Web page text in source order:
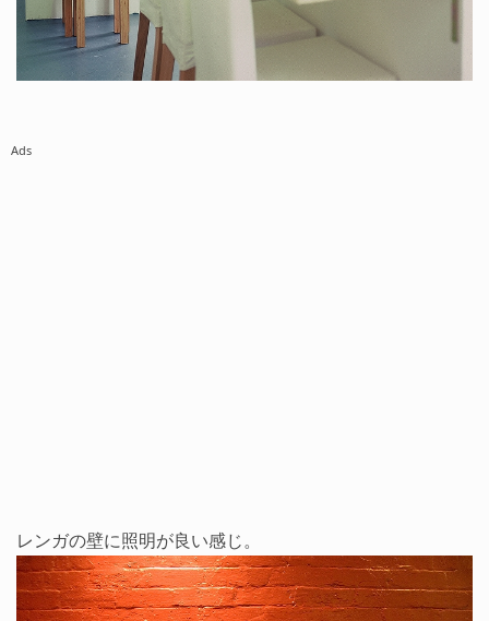
Ads
レンガの壁に照明が良い感じ。